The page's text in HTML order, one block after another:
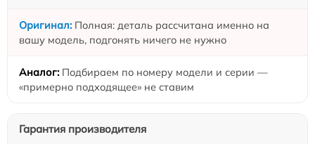
Полная: деталь рассчитана именно на
вашу модель, подгонять ничего не нужно
Подбираем по номеру модели и серии —
«примерно подходящее» не ставим
Гарантия производителя